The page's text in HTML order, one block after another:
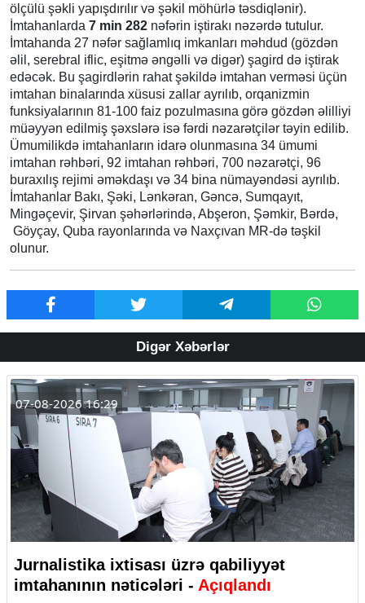
ölçülü şəkli yapışdırılır və şəkil möhürlə təsdiqlənir).
İmtahanlarda 7 min 282 nəfərin iştirakı nəzərdə tutulur.
İmtahanda 27 nəfər sağlamlıq imkanları məhdud (gözdən
əlil, serebral iflic, eşitmə əngəlli və digər) şagird də iştirak
edəcək. Bu şagirdlərin rahat şəkildə imtahan verməsi üçün
imtahan binalarında xüsusi zallar ayrılıb, orqanizmin
funksiyalarının 81-100 faiz pozulmasına görə gözdən əlilliyi
müəyyən edilmiş şəxslərə isə fərdi nəzarətçilər təyin edilib.
Ümumilikdə imtahanların idarə olunmasına 34 ümumi
imtahan rəhbəri, 92 imtahan rəhbəri, 700 nəzarətçi, 96
buraxılış rejimi əməkdaşı və 34 bina nümayəndəsi ayrılıb.
İmtahanlar Bakı, Şəki, Lənkəran, Gəncə, Sumqayıt,
Mingəçevir, Şirvan şəhərlərində, Abşeron, Şəmkir, Bərdə,
Göyçay, Quba rayonlarında və Naxçıvan MR-də təşkil
olunur.
Digər Xəbərlər
07-08-2026 16:29
Jurnalistika ixtisası üzrə qabiliyyət
imtahanının nəticələri - Açıqlandı